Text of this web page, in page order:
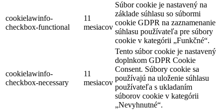
cookielawinfo-
checkbox-functional
11
mesiacov
Súbor cookie je nastavený na
základe súhlasu so súbormi
cookie GDPR na zaznamenanie
súhlasu používateľa pre súbory
cookie v kategórii „Funkčné“.
cookielawinfo-
checkbox-necessary
11
mesiacov
Tento súbor cookie je nastavený
doplnkom GDPR Cookie
Consent. Súbory cookie sa
používajú na uloženie súhlasu
používateľa s ukladaním
súborov cookie v kategórii
„Nevyhnutné“.